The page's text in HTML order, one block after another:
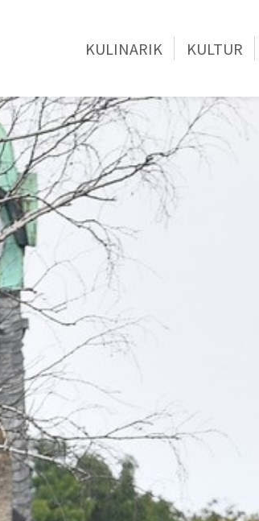
KULINARIK KULTUR